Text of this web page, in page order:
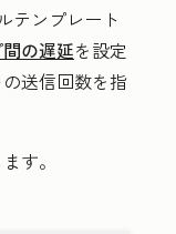
テンプレート
の遅延を設定
送信回数を指
す。